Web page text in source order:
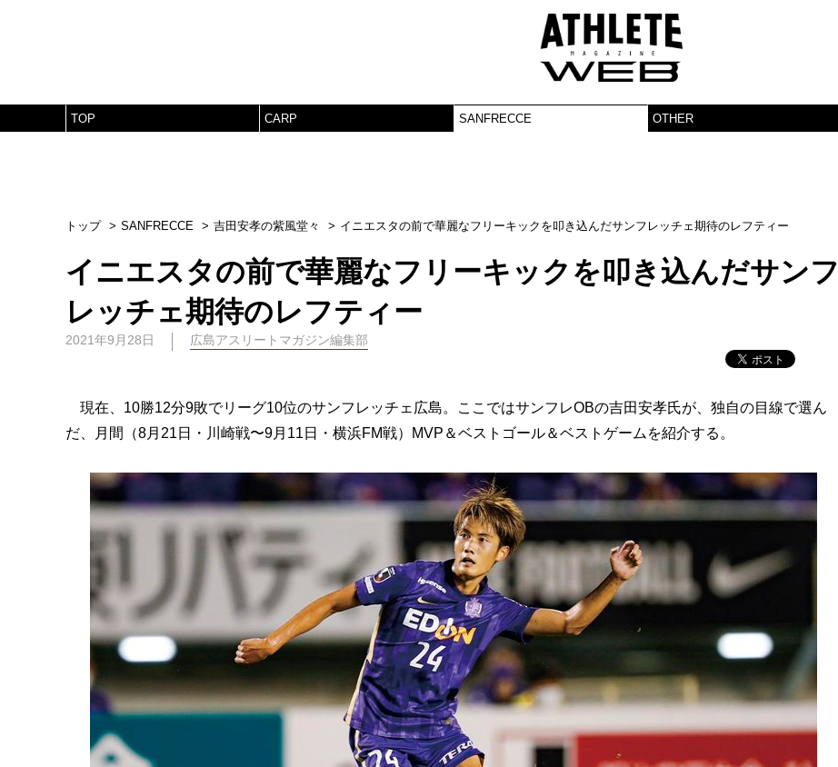
TOP CARP SANFRECCE OTHER
トップ SANFRECCE 吉田安孝の紫風堂々 イニエスタの前で華麗なフリーキックを叩き込んだサンフレッチェ期待のレフティー
イニエスタの前で華麗なフリーキックを叩き込んだサンフ
レッチェ期待のレフティー
2021年9月28日 広島アスリートマガジン編集部
現在、10勝12分9敗でリーグ10位のサンフレッチェ広島。ここではサンフレOBの吉田安孝氏が、独自の目線で選ん
だ、月間（8月21日・川崎戦〜9月11日・横浜FM戦）MVP＆ベストゴール＆ベストゲームを紹介する。